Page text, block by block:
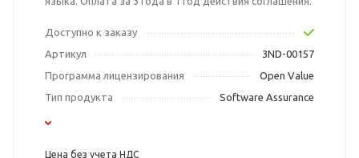
Доступно к заказу
Артикул
3ND-00157
Программа лицензирования
Open Value
Тип продукта
Software Assurance
Цена без учета НДС